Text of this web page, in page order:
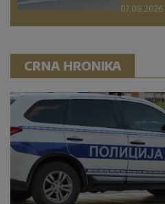
07.08.2026.
CRNA HRONIKA